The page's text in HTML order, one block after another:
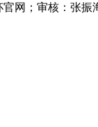
网； 审核：张振